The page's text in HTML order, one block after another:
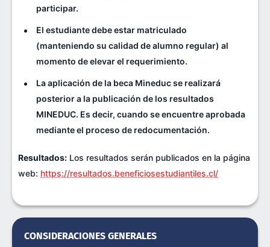
participar.
El estudiante debe estar matriculado
(manteniendo su calidad de alumno regular) al
momento de elevar el requerimiento.
La aplicación de la beca Mineduc se realizará
posterior a la publicación de los resultados
MINEDUC. Es decir, cuando se encuentre aprobada
mediante el proceso de redocumentación.
Resultados: Los resultados serán publicados en la página
web: https://resultados.beneficiosestudiantiles.cl/
CONSIDERACIONES GENERALES